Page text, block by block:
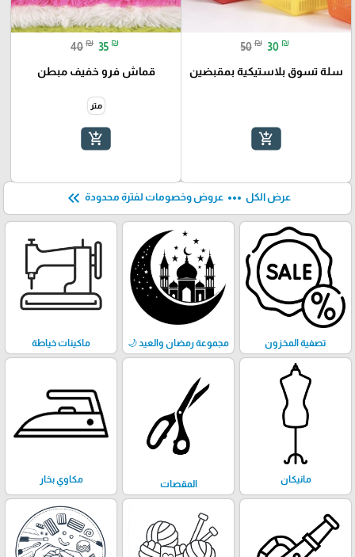
50 ₪ 30 ₪
سلة تسوق بلاستيكية بمقبضين
add_shopping_cart
40 ₪ 35 ₪
قماش فرو خفيف مبطن
متر
add_shopping_cart
عرض الكل more_horiz عروض وخصومات لفترة محدودة keyboard_double_arrow_left
تصفية المخزون مجموعة رمضان والعيد 🌙 ماكينات خياطة
مانيكان المقصات مكاوي بخار